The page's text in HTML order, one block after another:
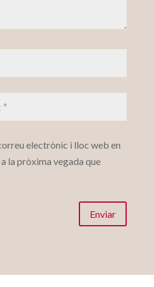
electrònic i lloc web en
la pròxima vegada que
Enviar